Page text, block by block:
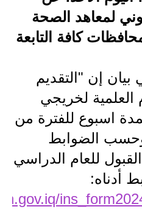
الاخبار الاقتصادية
المدارس
اخبار وقرارات وزارة التربية
نتائج الامتحانات
المرحلة الابتدائية
المرحلة المتوسطة
لمعاهد الصحة
كافة التابعة
إن "التقديم
لخريجي
اسبوع للفترة من
13 / 10/ 2024 وحسب الضوابط
للعام الدراسي